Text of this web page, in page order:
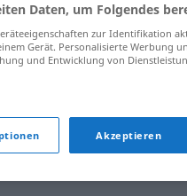
Geigenbogenmit
Daten, um Folgendes
zur Identifikation
Gerät. Personalisierte Werbung
und Entwicklung von
Akzeptieren